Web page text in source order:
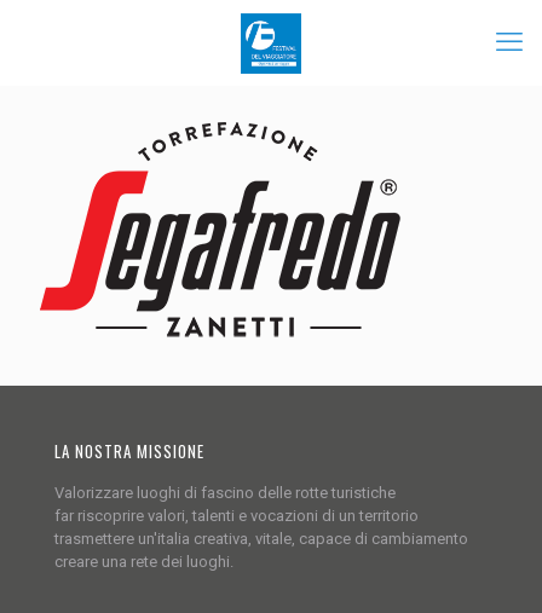
LA NOSTRA MISSIONE
Valorizzare luoghi di fascino delle rotte turistiche
far riscoprire valori, talenti e vocazioni di un territorio
trasmettere un'italia creativa, vitale, capace di cambiamento
creare una rete dei luoghi.